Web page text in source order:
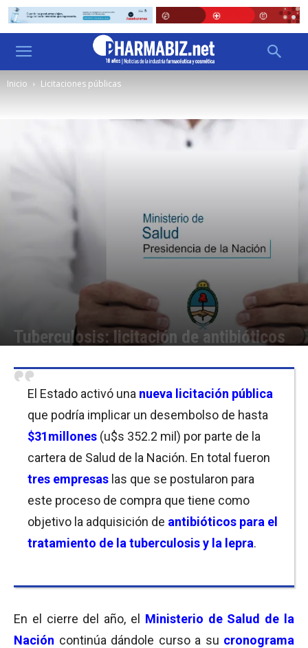
Inicio Licitaciones públicas
Tuberculosis: licitación de antibióticos
16/12/2020 07:45
El Estado activó una nueva licitación pública
que podría implicar un desembolso de hasta
$31millones (u$s 352.2 mil) por parte de la
cartera de Salud de la Nación. En total fueron
tres empresas las que se postularon para
este proceso de compra que tiene como
objetivo la adquisición de antibióticos para el
tratamiento de la tuberculosis y la lepra.
En el cierre del año, el Ministerio de Salud de la
Nación continúa dándole curso a su cronograma